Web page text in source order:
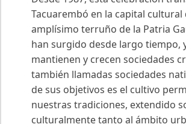
Tacuarembó en la capital cultural
amplísimo terruño de la Patria
han surgido desde largo tiempo,
mantienen y crecen sociedades
también llamadas sociedades
de sus objetivos es el cultivo
nuestras tradiciones, extendido
culturalmente tanto al ámbito